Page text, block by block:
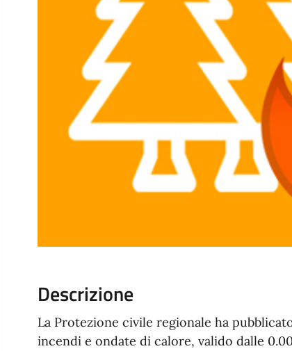
Descrizione
La Protezione civile regionale ha
incendi e ondate di calore, valido dalle